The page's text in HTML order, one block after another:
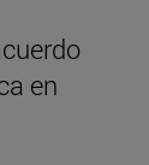
en